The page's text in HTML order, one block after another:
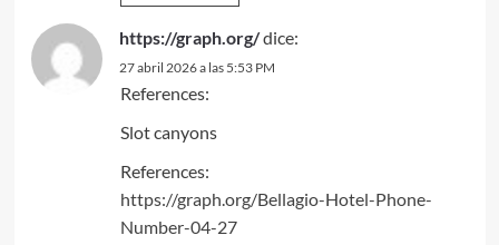
https://graph.org/dice:
27 abril 2026 a las 5:53 PM
References:
Slot canyons
References:
https://graph.org/Bellagio-Hotel-Phone-
Number-04-27